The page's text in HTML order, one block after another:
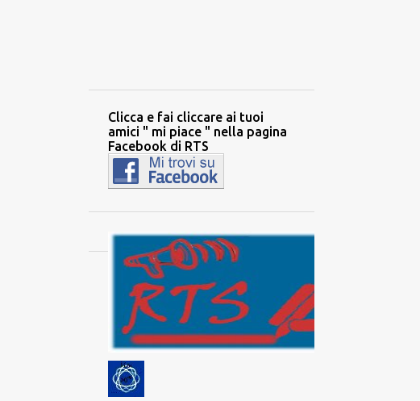
Clicca e fai cliccare ai tuoi
amici " mi piace " nella pagina
Facebook di RTS